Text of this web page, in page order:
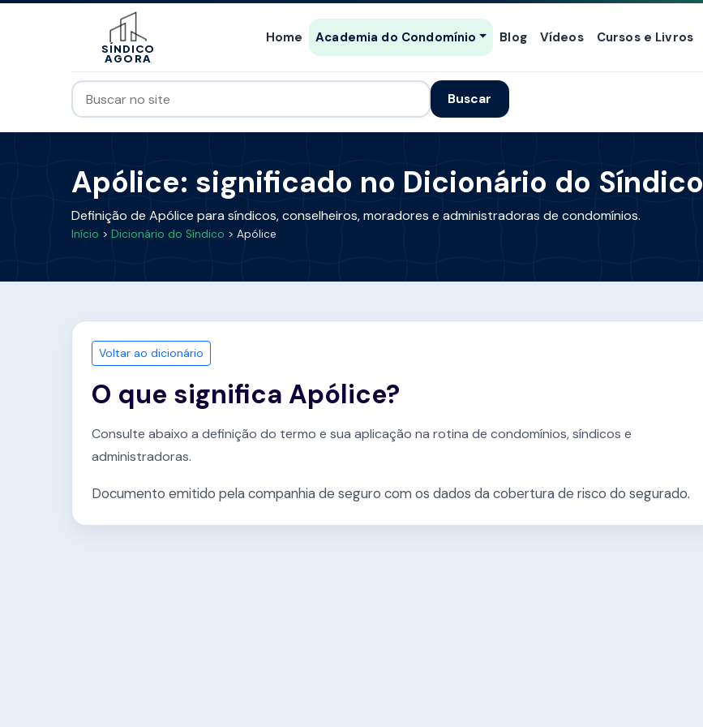
SÍNDICO
AGORA
Home Academia do Condomínio Blog Vídeos Cursos e Livros
Buscar
Apólice: significado no Dicionário do Síndico
Definição de Apólice para síndicos, conselheiros, moradores e administradoras de condomínios.
Início > Dicionário do Síndico > Apólice
Voltar ao dicionário
O que significa Apólice?
Consulte abaixo a definição do termo e sua aplicação na rotina de condomínios, síndicos e
administradoras.
Documento emitido pela companhia de seguro com os dados da cobertura de risco do segurado.